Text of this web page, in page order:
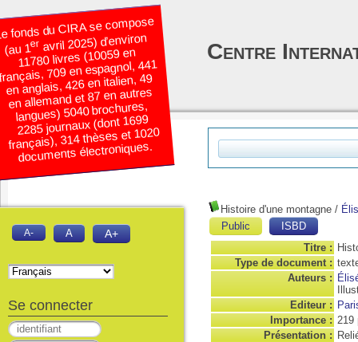
Histoire d'une montagne /
Public
ISBD
Titre :
Type de document :
Auteurs :
Editeur :
Importance : 219
Présentation :
fonds du CIRA se compose
(au 1eravril 2025) d’environ
11780 livres (10059 en
709 en espagnol, 441
en anglais, 426 en italien, 49
en allemand et 87 en autres
langues) 5040 brochures,
2285 journaux (dont 1699
français), 314 thèses et 1020
documents électroniques.
Centre
A- A A+
Se connecter